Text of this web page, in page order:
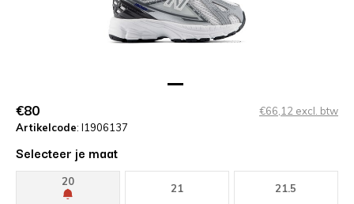
€80
€66,12 excl. btw
Artikelcode: I1906137
Selecteer je maat
20
21 21.5